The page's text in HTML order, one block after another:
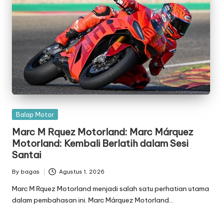
Posted
Balap Motor
Marc M Rquez Motorland: Marc Márquez
Motorland: Kembali Berlatih dalam Sesi
Santai
Posted
by
By bagas Agustus 1, 2026
Marc M Rquez Motorland menjadi salah satu perhatian utama
dalam pembahasan ini. Marc Márquez Motorland…